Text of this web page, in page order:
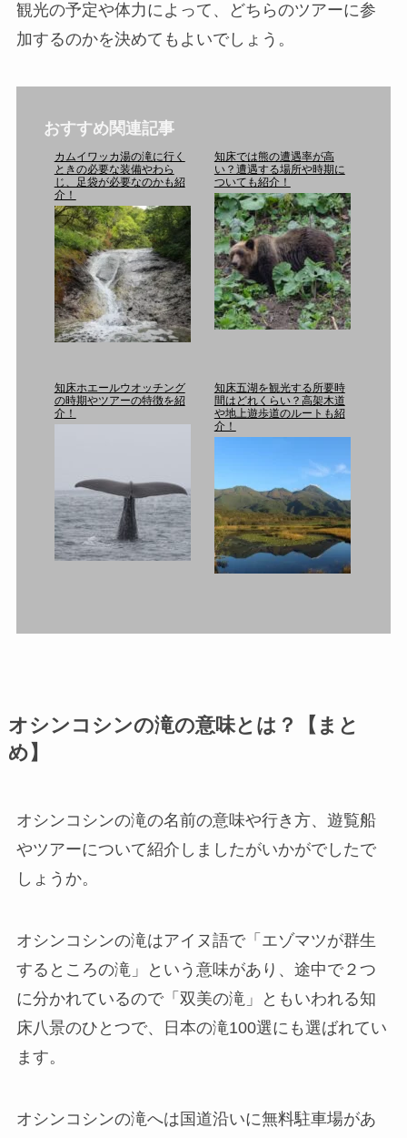
観光の予定や体力によって、どちらのツアーに参
加するのかを決めてもよいでしょう。
おすすめ関連記事
カムイワッカ湯の滝に行く
ときの必要な装備やわら
じ、足袋が必要なのかも紹
介！
知床では熊の遭遇率が高
い？遭遇する場所や時期に
ついても紹介！
知床ホエールウオッチング
の時期やツアーの特徴を紹
介！
知床五湖を観光する所要時
間はどれくらい？高架木道
や地上遊歩道のルートも紹
介！
オシンコシンの滝の意味とは？【まと
め】
オシンコシンの滝の名前の意味や行き方、遊覧船
やツアーについて紹介しましたがいかがでしたで
しょうか。
オシンコシンの滝はアイヌ語で「エゾマツが群生
するところの滝」という意味があり、途中で２つ
に分かれているので「双美の滝」ともいわれる知
床八景のひとつで、日本の滝100選にも選ばれてい
ます。
オシンコシンの滝へは国道沿いに無料駐車場があ